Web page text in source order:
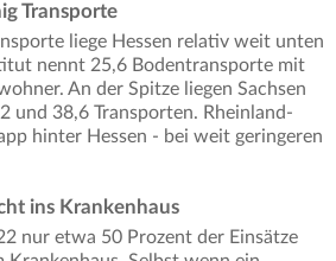
Transporte
liege Hessen relativ weit unten
nennt 25,6 Bodentransporte mit
An der Spitze liegen Sachsen
und 38,6 Transporten. Rheinland-
hinter Hessen - bei weit geringeren
ins Krankenhaus
nur etwa 50 Prozent der Einsätze